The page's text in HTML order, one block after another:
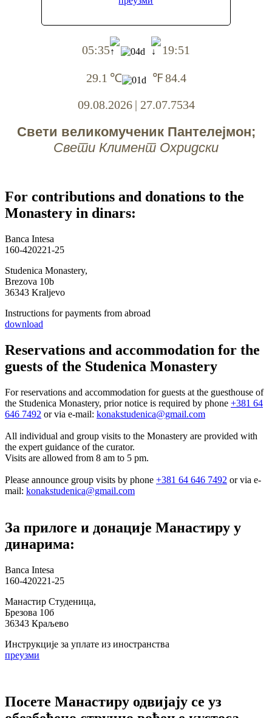
05:35 19:51
29.1 ℃ ℉ 84.4
09.08.2026 | 27.07.7534
Свети великомученик Пантелејмон;
Свети Климент Охридски
For contributions and donations to the
Monastery in dinars:
Banca Intesa
160-420221-25
Studenica Monastery,
Brezova 10b
36343 Kraljevo
Instructions for payments from abroad
download
Reservations and accommodation for the
guests of the Studenica Monastery
For reservations and accommodation for guests at the guesthouse of
the Studenica Monastery, prior notice is required by phone +381 64
646 7492 or via e-mail: konakstudenica@gmail.com
All individual and group visits to the Monastery are provided with
the expert guidance of the curator.
Visits are allowed from 8 am to 5 pm.
Please announce group visits by phone +381 64 646 7492 or via e-
mail: konakstudenica@gmail.com
За прилоге и донације Манастиру у
динарима:
Banca Intesa
160-420221-25
Манастир Студеница,
Брезова 10б
36343 Краљево
Инструкције за уплате из иностранства
преузми
Посете Манастиру одвијају се уз